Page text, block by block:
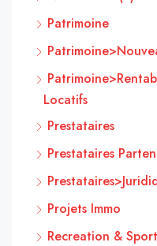
Patrimoine
Locatifs
Prestataires
Prestataires
Projets Immo
Recreation &